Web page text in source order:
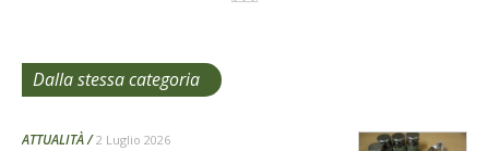
Dalla stessa categoria
ATTUALITÀ 2 Luglio 2026